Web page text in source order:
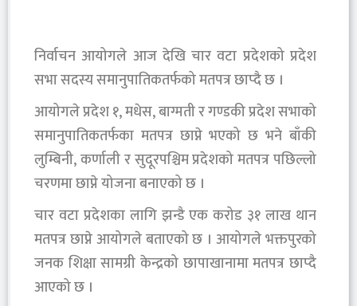
निर्वाचन आयोगले आज देखि चार वटा प्रदेशको प्रदेश
सभा सदस्य समानुपातिकतर्फको मतपत्र छाप्दै छ ।
आयोगले प्रदेश १, मधेस, बाग्मती र गण्डकी प्रदेश सभाको
समानुपातिकतर्फका मतपत्र छाप्ने भएको छ भने बाँकी
लुम्बिनी, कर्णाली र सुदूरपश्चिम प्रदेशको मतपत्र पछिल्लो
चरणमा छाप्ने योजना बनाएको छ ।
चार वटा प्रदेशका लागि झन्डै एक करोड ३१ लाख थान
मतपत्र छाप्ने आयोगले बताएको छ । आयोगले भक्तपुरको
जनक शिक्षा सामग्री केन्द्रको छापाखानामा मतपत्र छाप्दै
आएको छ ।